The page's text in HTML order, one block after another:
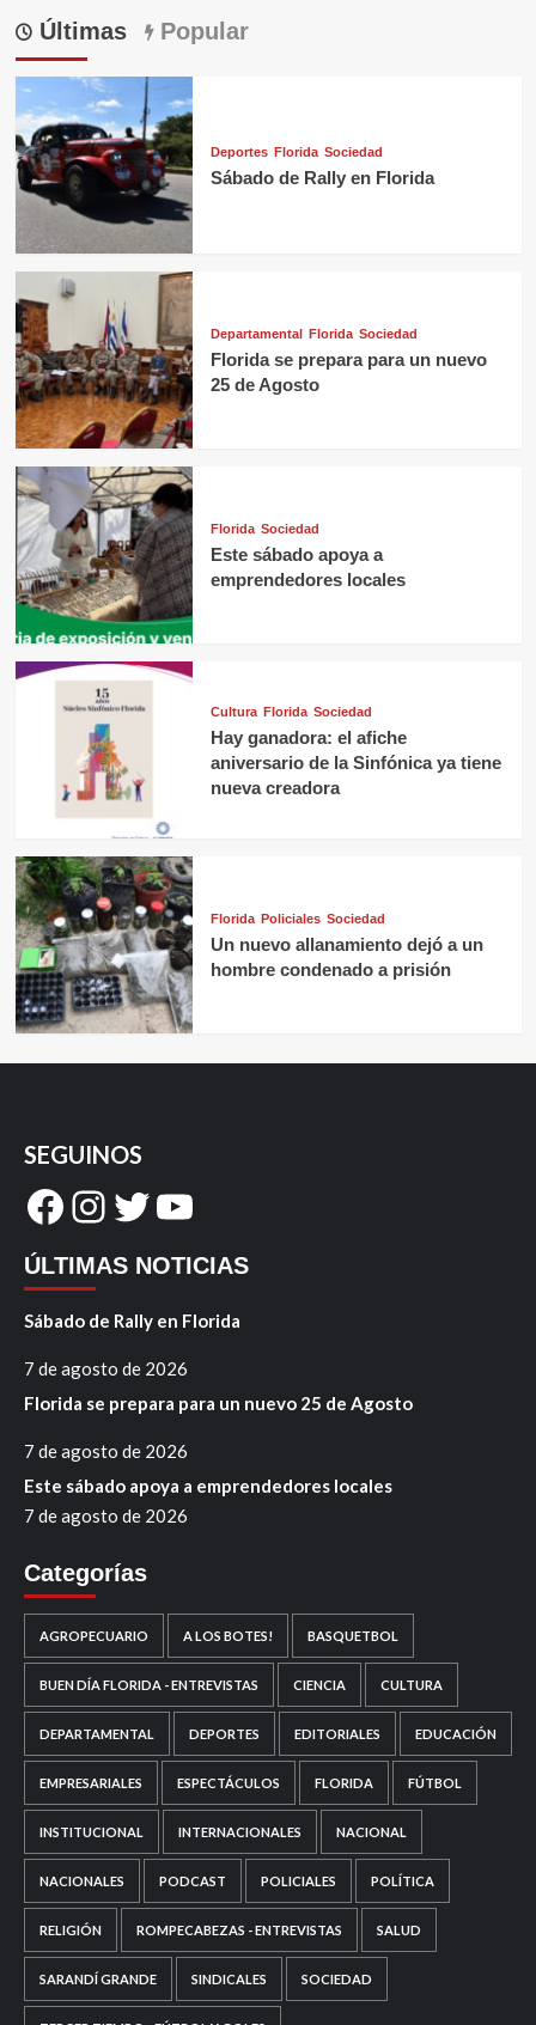
Últimas Popular
Deportes Florida Sociedad
Sábado de Rally en Florida
Departamental Florida Sociedad
Florida se prepara para un nuevo
25 de Agosto
Florida Sociedad
Este sábado apoya a
emprendedores locales
Cultura Florida Sociedad
Hay ganadora: el afiche
aniversario de la Sinfónica ya tiene
nueva creadora
Florida Policiales Sociedad
Un nuevo allanamiento dejó a un
hombre condenado a prisión
SEGUINOS
Facebook
Instagram
Twitter
YouTube
ÚLTIMAS NOTICIAS
Sábado de Rally en Florida
7 de agosto de 2026
Florida se prepara para un nuevo 25 de Agosto
7 de agosto de 2026
Este sábado apoya a emprendedores locales
7 de agosto de 2026
Categorías
AGROPECUARIO A LOS BOTES! BASQUETBOL
BUEN DÍA FLORIDA - ENTREVISTAS CIENCIA CULTURA
DEPARTAMENTAL DEPORTES EDITORIALES EDUCACIÓN
EMPRESARIALES ESPECTÁCULOS FLORIDA FÚTBOL
INSTITUCIONAL INTERNACIONALES NACIONAL
NACIONALES PODCAST POLICIALES POLÍTICA
RELIGIÓN ROMPECABEZAS - ENTREVISTAS SALUD
SARANDÍ GRANDE SINDICALES SOCIEDAD